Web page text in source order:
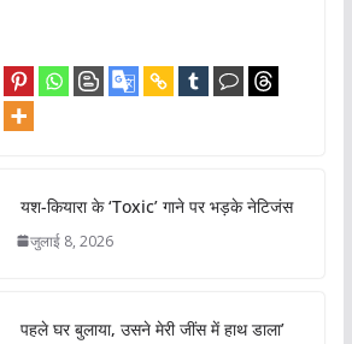
यश-कियारा के ‘Toxic’ गाने पर भड़के नेटिजंस
जुलाई 8, 2026
पहले घर बुलाया, उसने मेरी जींस में हाथ डाला’